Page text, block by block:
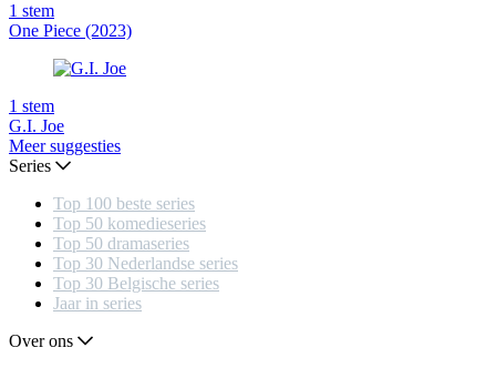
1 stem
One Piece (2023)
1 stem
G.I. Joe
Meer suggesties
Series
Top 100 beste series
Top 50 komedieseries
Top 50 dramaseries
Top 30 Nederlandse series
Top 30 Belgische series
Jaar in series
Over ons